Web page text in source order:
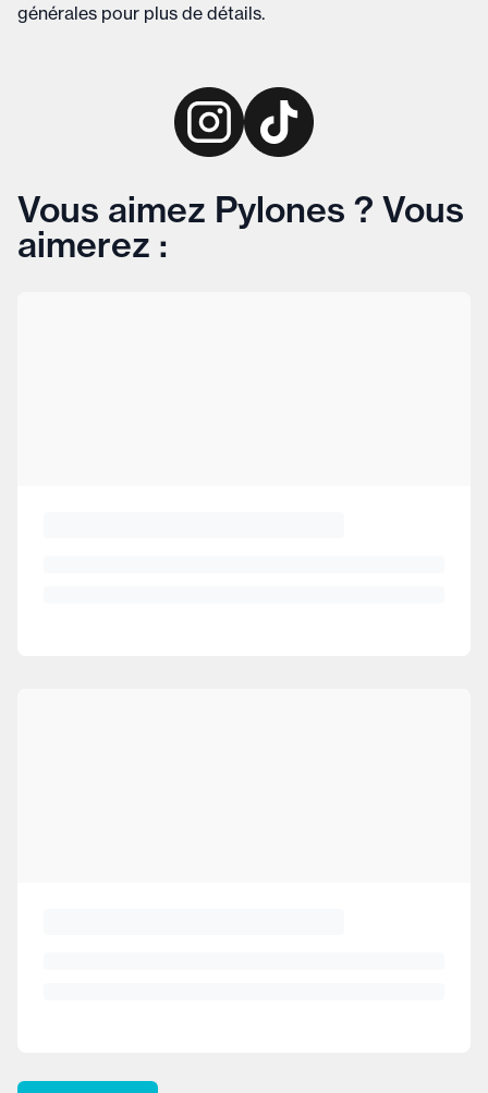
générales pour plus de détails.
Vous aimez Pylones ? Vous
aimerez :